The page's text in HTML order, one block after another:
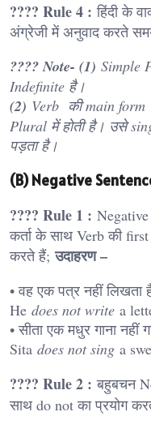
???? Rule 4 : हिंदी के
अंग्रेजी में अनुवाद करते
???? Note- (1) Simple
Indefinite है।
(2) Verb की main form
Plural में होती है। उसे
पड़ता है।
(B) Negative
???? Rule 1 :
कर्ता के साथ Verb की
करते हैं;उदाहरण –
• वह एक पत्र नहीं लिखता
He does not write a
• सीता एक मधुर गाना नहीं
Sita does not sing a
???? Rule 2 : बहुबचन
साथ do not का प्रयोग